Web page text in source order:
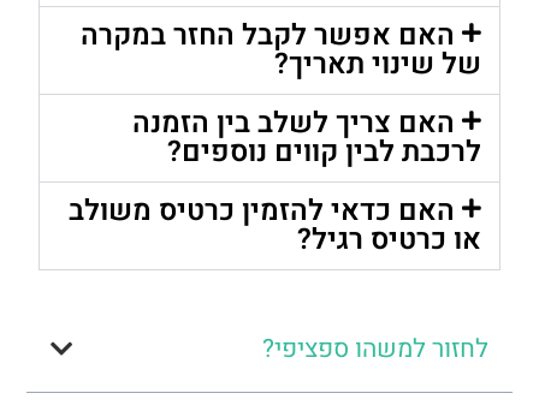
האם אפשר לקבל החזר במקרה
של שינוי תאריך?
האם צריך לשלב בין הזמנה
לרכבת לבין קווים נוספים?
האם כדאי להזמין כרטיס משולב
או כרטיס רגיל?
לחזור למשהו ספציפי?